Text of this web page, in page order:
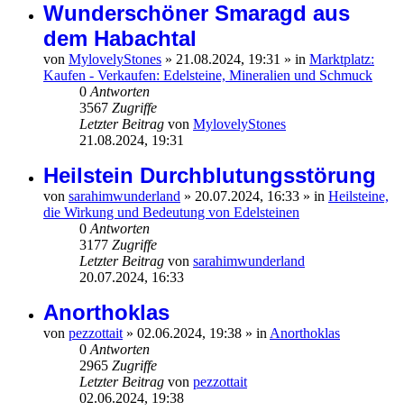
Wunderschöner Smaragd aus
dem Habachtal
von MylovelyStones » 21.08.2024, 19:31 » in Marktplatz:
Kaufen - Verkaufen: Edelsteine, Mineralien und Schmuck
0 Antworten
3567 Zugriffe
Letzter Beitrag von MylovelyStones
21.08.2024, 19:31
Heilstein Durchblutungsstörung
von sarahimwunderland » 20.07.2024, 16:33 » in Heilsteine,
die Wirkung und Bedeutung von Edelsteinen
0 Antworten
3177 Zugriffe
Letzter Beitrag von sarahimwunderland
20.07.2024, 16:33
Anorthoklas
von pezzottait » 02.06.2024, 19:38 » in Anorthoklas
0 Antworten
2965 Zugriffe
Letzter Beitrag von pezzottait
02.06.2024, 19:38